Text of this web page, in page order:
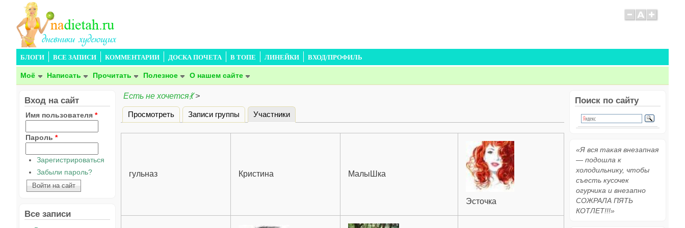
БЛОГИ ВСЕ ЗАПИСИ КОММЕНТАРИИ ДОСКА ПОЧЕТА В ТОПЕ ЛИНЕЙКИ ВХОД/ПРОФИЛЬ
Моё Написать Прочитать Полезное О нашем сайте
Есть не хочется💃>
Главные вкладки
Просмотреть Записи группы Участники
гульназ Кристина МалыШка
Эсточка
Вход на сайт
Имя пользователя *
Пароль *
Зарегистрироваться
Забыли пароль?
Все записи
Поиск по сайту
«Я вся такая внезапная
— подошла к
холодильнику, чтобы
съесть кусочек
огурчика и внезапно
СОЖРАЛА ПЯТЬ
КОТЛЕТ!!!»